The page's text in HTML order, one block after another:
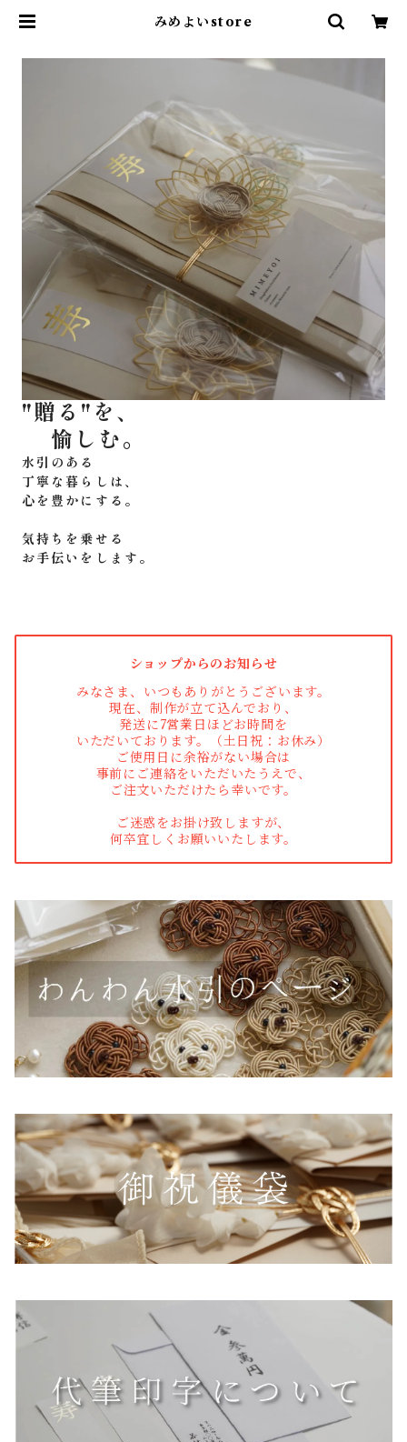
みめよいstore
"贈る"を、
愉しむ。
水引のある
丁寧な暮らしは、
心を豊かにする。
気持ちを乗せる
お手伝いをします。
ショップからのお知らせ
みなさま、いつもありがとうございます。
現在、制作が立て込んでおり、
発送に7営業日ほどお時間を
いただいております。（土日祝：お休み）
ご使用日に余裕がない場合は
事前にご連絡をいただいたうえで、
ご注文いただけたら幸いです。
ご迷惑をお掛け致しますが、
何卒宜しくお願いいたします。